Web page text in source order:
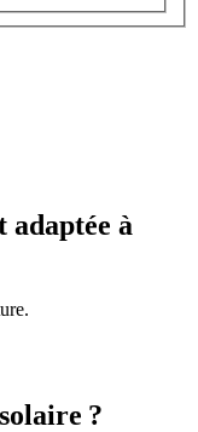
adaptée à
?